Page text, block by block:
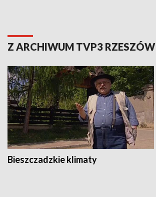
Z ARCHIWUM TVP3 RZESZÓW
Bieszczadzkie klimaty